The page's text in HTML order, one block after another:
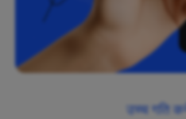
उच्च गति